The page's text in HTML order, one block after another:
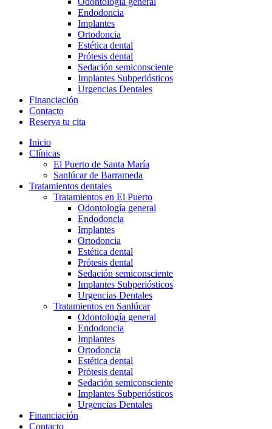
Endodoncia
Implantes
Ortodoncia
Estética dental
Prótesis dental
Sedación semiconsciente
Implantes Subperiósticos
Urgencias Dentales
Financiación
Contacto
Reserva tu cita
Inicio
Clínicas
El Puerto de Santa María
Sanlúcar de Barrameda
Tratamientos dentales
Tratamientos en El Puerto
Odontología general
Endodoncia
Implantes
Ortodoncia
Estética dental
Prótesis dental
Sedación semiconsciente
Implantes Subperiósticos
Urgencias Dentales
Tratamientos en Sanlúcar
Odontología general
Endodoncia
Implantes
Ortodoncia
Estética dental
Prótesis dental
Sedación semiconsciente
Implantes Subperiósticos
Urgencias Dentales
Financiación
Contacto